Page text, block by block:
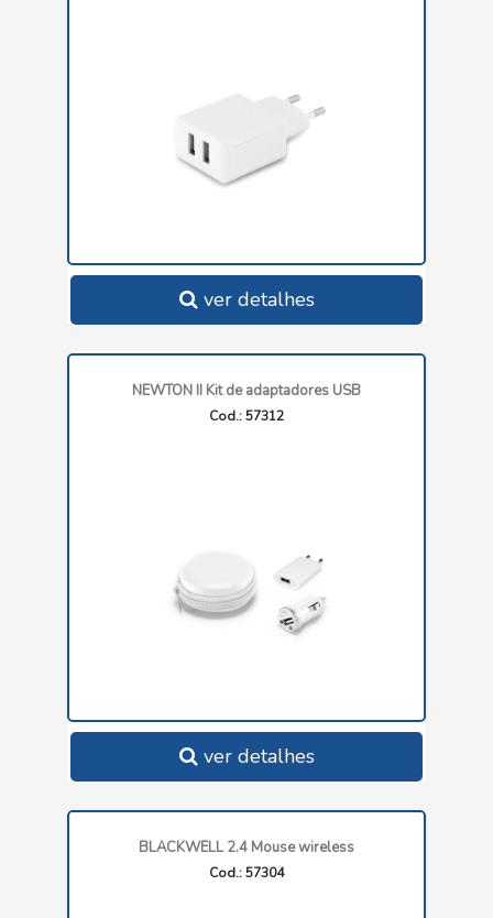
ver detalhes
NEWTON II Kit de adaptadores USB
Cod.: 57312
ver detalhes
BLACKWELL 2.4 Mouse wireless
Cod.: 57304